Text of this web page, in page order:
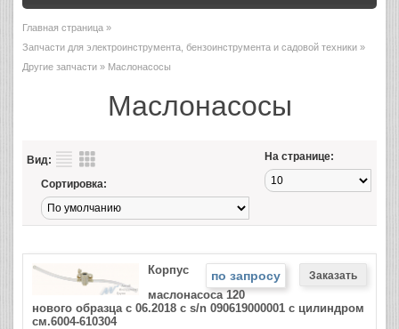
Главная страница »
Запчасти для электроинструмента, бензоинструмента и садовой техники »
Другие запчасти » Маслонасосы
Маслонасосы
Вид: На странице:
Сортировка:
по запросу
Корпус
маслонасоса 120
нового образца с 06.2018 с s/n 090619000001 с цилиндром
см.6004-610304